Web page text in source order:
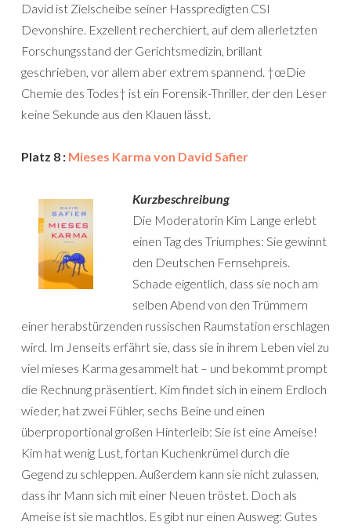
David ist Zielscheibe seiner Hasspredigten CSI
Devonshire. Exzellent recherchiert, auf dem allerletzten
Forschungsstand der Gerichtsmedizin, brillant
geschrieben, vor allem aber extrem spannend. †œDie
Chemie des Todes† ist ein Forensik-Thriller, der den Leser
keine Sekunde aus den Klauen lässt.
Platz 8 : Mieses Karma von David Safier
Kurzbeschreibung
Die Moderatorin Kim Lange erlebt
einen Tag des Triumphes: Sie gewinnt
den Deutschen Fernsehpreis.
Schade eigentlich, dass sie noch am
selben Abend von den Trümmern
einer herabstürzenden russischen Raumstation erschlagen
wird. Im Jenseits erfährt sie, dass sie in ihrem Leben viel zu
viel mieses Karma gesammelt hat – und bekommt prompt
die Rechnung präsentiert. Kim findet sich in einem Erdloch
wieder, hat zwei Fühler, sechs Beine und einen
überproportional großen Hinterleib: Sie ist eine Ameise!
Kim hat wenig Lust, fortan Kuchenkrümel durch die
Gegend zu schleppen. Außerdem kann sie nicht zulassen,
dass ihr Mann sich mit einer Neuen tröstet. Doch als
Ameise ist sie machtlos. Es gibt nur einen Ausweg: Gutes